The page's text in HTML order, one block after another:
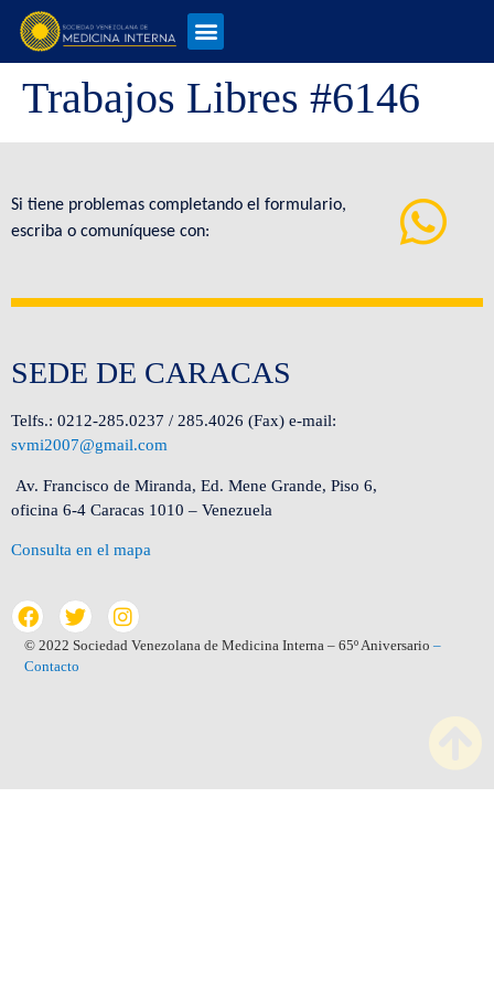
Trabajos Libres #6146
Si tiene problemas completando el formulario,
escriba o comuníquese con:
SEDE DE CARACAS
Telfs.: 0212-285.0237 / 285.4026 (Fax) e-mail:
svmi2007@gmail.com
Av. Francisco de Miranda, Ed. Mene Grande, Piso 6,
oficina 6-4 Caracas 1010 – Venezuela
Consulta en el mapa
© 2022 Sociedad Venezolana de Medicina Interna – 65º Aniversario –
Contacto